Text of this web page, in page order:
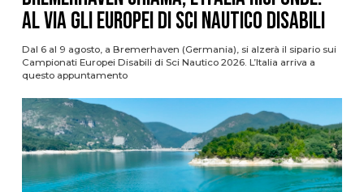
al via gli Europei di Sci Nautico Disabili
Dal 6 al 9 agosto, a Bremerhaven (Germania), si alzerà il sipario sui
Campionati Europei Disabili di Sci Nautico 2026. L’Italia arriva a
questo appuntamento